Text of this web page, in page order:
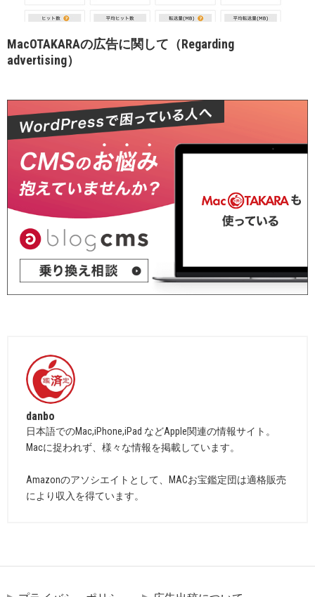
MacOTAKARAの広告に関して（Regarding
advertising）
danbo
日本語でのMac,iPhone,iPad などApple関連の情報サイト。
Macに捉われず、様々な情報を掲載しています。
Amazonのアソシエイトとして、MACお宝鑑定団は適格販売
により収入を得ています。